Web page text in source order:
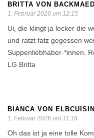
BRITTA VON
1. Februar 2026 um 12:15
Ui, die klingt ja lecker die
und ratzt fatz gegessen
Suppenliebhaber-*innen.
LG Britta
BIANCA VON
1. Februar 2026 um 11:16
Oh das ist ja eine tolle